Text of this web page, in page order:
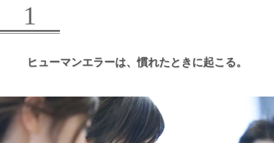
1
ヒューマンエラーは、慣れたときに起こる。